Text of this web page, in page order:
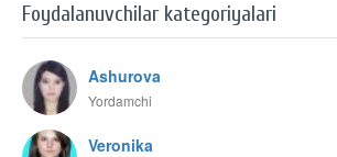
Foydalanuvchilar kategoriyalari
Ashurova
Yordamchi
Veronika